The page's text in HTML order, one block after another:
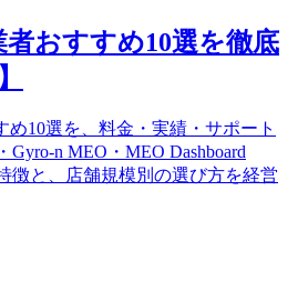
おすすめ10選を徹底
10選を、料金・実績・サポート
n MEO・MEO Dashboard
徴と、店舗規模別の選び方を経営